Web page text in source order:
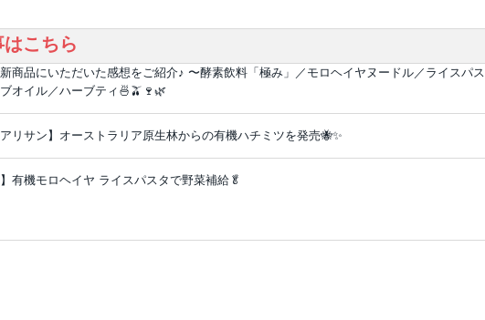
はこちら
商品にいただいた感想をご紹介♪ 〜酵素飲料「極み」／モロヘイヤヌードル／ライスパス
オイル／ハーブティ🍜🫒🍷🌿
アリサン】オーストラリア原生林からの有機ハチミツを発売🐝✨️
】有機モロヘイヤ ライスパスタで野菜補給🥬